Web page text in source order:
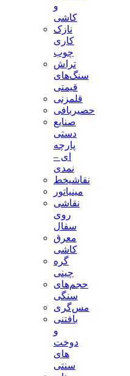
و
کاشی
نازک
کاری
چوب
تراش
سنگ‌های
قیمتی
قلمزنی
حصیربافی
صنایع
دستی
پارچه
ای –
نمدی
نقاشیخط
مینیاتور
نقاشی
روی
سفال
معرق
کاشی
گره
چینی
حجم‌های
سنگی
مس‌گری
بافتنی‌
و
دوخت
های
سنتی